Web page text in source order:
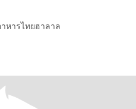
หารไทยฮาลาล